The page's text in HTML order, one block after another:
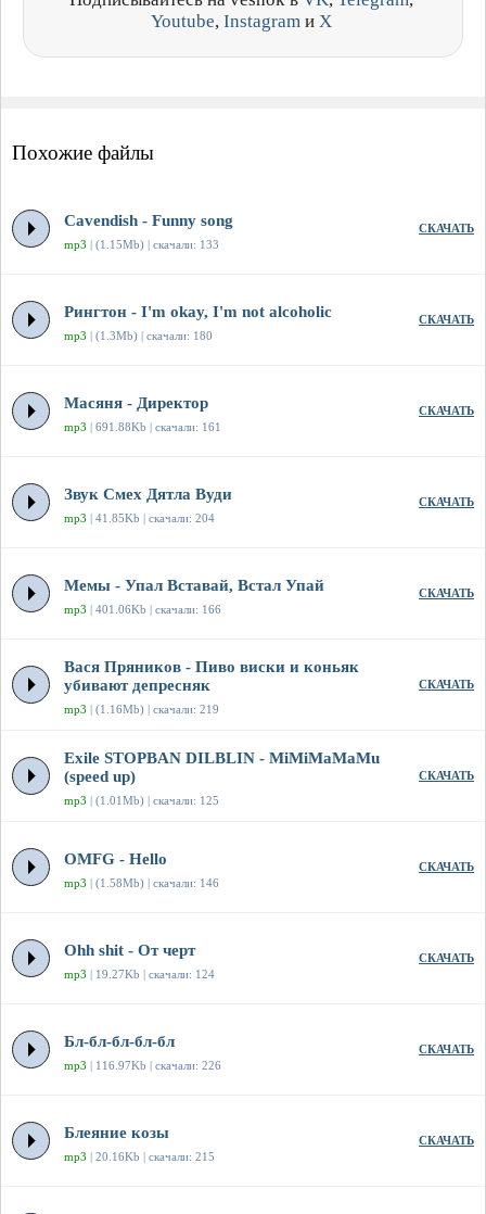
Youtube, Instagram и X
Похожие файлы
Cavendish - Funny song
mp3 | (1.15Mb) | скачали: 133
СКАЧАТЬ
Рингтон - I'm okay, I'm not alcoholic
mp3 | (1.3Mb) | скачали: 180
СКАЧАТЬ
Масяня - Директор
mp3 | 691.88Kb | скачали: 161
СКАЧАТЬ
Звук Смех Дятла Вуди
mp3 | 41.85Kb | скачали: 204
СКАЧАТЬ
Мемы - Упал Вставай, Встал Упай
mp3 | 401.06Kb | скачали: 166
СКАЧАТЬ
Вася Пряников - Пиво виски и коньяк
убивают депресняк
mp3 | (1.16Mb) | скачали: 219
СКАЧАТЬ
Exile STOPBAN DILBLIN - MiMiMaMaMu
(speed up)
mp3 | (1.01Mb) | скачали: 125
СКАЧАТЬ
OMFG - Hello
mp3 | (1.58Mb) | скачали: 146
СКАЧАТЬ
Ohh shit - От черт
mp3 | 19.27Kb | скачали: 124
СКАЧАТЬ
Бл-бл-бл-бл-бл
mp3 | 116.97Kb | скачали: 226
СКАЧАТЬ
Блеяние козы
mp3 | 20.16Kb | скачали: 215
СКАЧАТЬ